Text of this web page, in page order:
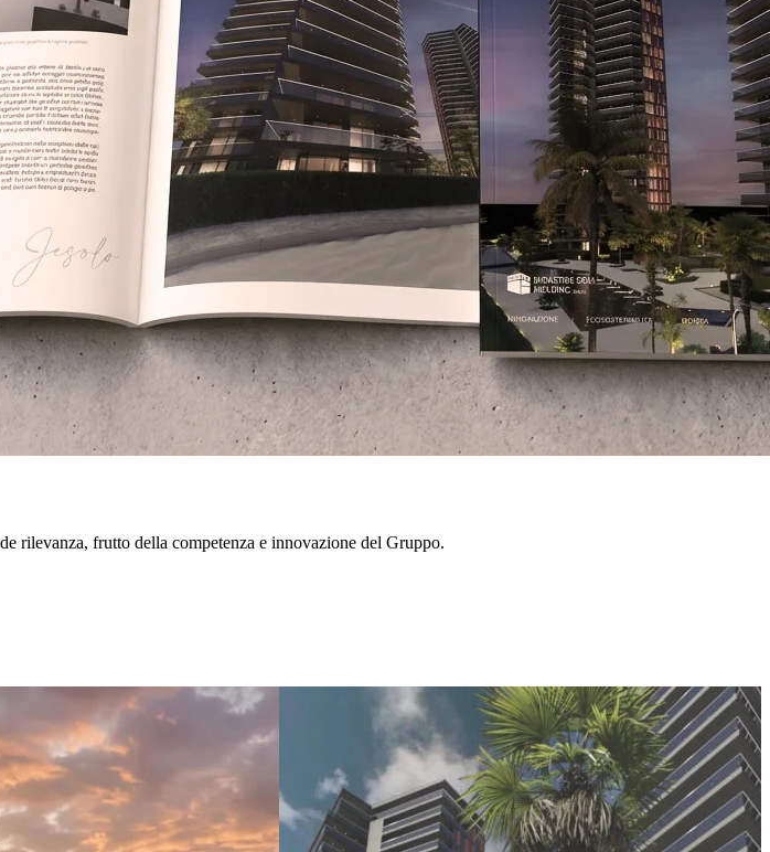
rilevanza, frutto della competenza e innovazione del Gruppo.